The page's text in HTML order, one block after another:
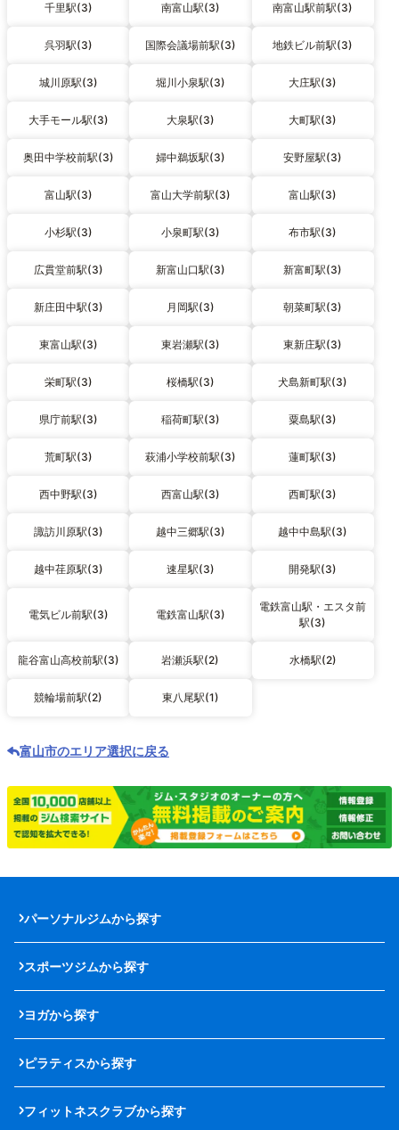
千里駅(3) 南富山駅(3) 南富山駅前駅(3)
呉羽駅(3) 国際会議場前駅(3) 地鉄ビル前駅(3)
城川原駅(3) 堀川小泉駅(3) 大庄駅(3)
大手モール駅(3) 大泉駅(3) 大町駅(3)
奥田中学校前駅(3) 婦中鵜坂駅(3) 安野屋駅(3)
富山駅(3) 富山大学前駅(3) 富山駅(3)
小杉駅(3) 小泉町駅(3) 布市駅(3)
広貫堂前駅(3) 新富山口駅(3) 新富町駅(3)
新庄田中駅(3) 月岡駅(3) 朝菜町駅(3)
東富山駅(3) 東岩瀬駅(3) 東新庄駅(3)
栄町駅(3) 桜橋駅(3) 犬島新町駅(3)
県庁前駅(3) 稲荷町駅(3) 粟島駅(3)
荒町駅(3) 萩浦小学校前駅(3) 蓮町駅(3)
西中野駅(3) 西富山駅(3) 西町駅(3)
諏訪川原駅(3) 越中三郷駅(3) 越中中島駅(3)
越中荏原駅(3) 速星駅(3) 開発駅(3)
電気ビル前駅(3) 電鉄富山駅(3)
電鉄富山駅・エスタ前
駅(3)
龍谷富山高校前駅(3) 岩瀬浜駅(2) 水橋駅(2)
競輪場前駅(2) 東八尾駅(1)
富山市のエリア選択に戻る
パーソナルジムから探す
スポーツジムから探す
ヨガから探す
ピラティスから探す
フィットネスクラブから探す